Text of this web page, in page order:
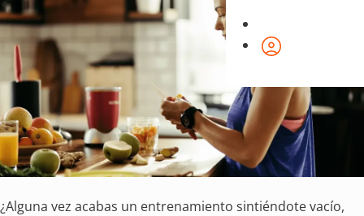
¿Alguna vez acabas un entrenamiento sintiéndote vacío,